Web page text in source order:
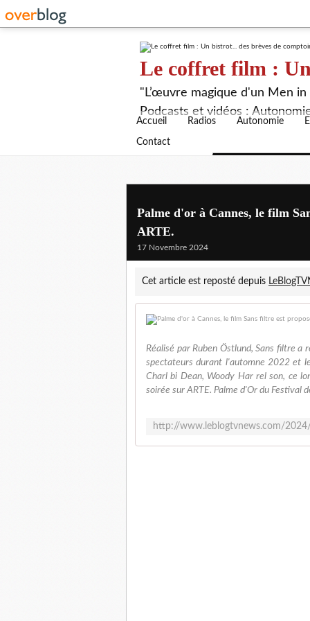
Le coffret film :
"L’œuvre magique d'un Men in
Podcasts et vidéos :
Accueil Radios Autonomie
Contact
Palme d'or à Cannes, le film
ARTE.
17 Novembre 2024
Cet article est reposté depuis
Réalisé par Ruben Östlund, Sans filtre
spectateurs durant l'automne 2022 et
Charl bi Dean, Woody Har rel son, ce
soirée sur ARTE. Palme d'Or du Festival